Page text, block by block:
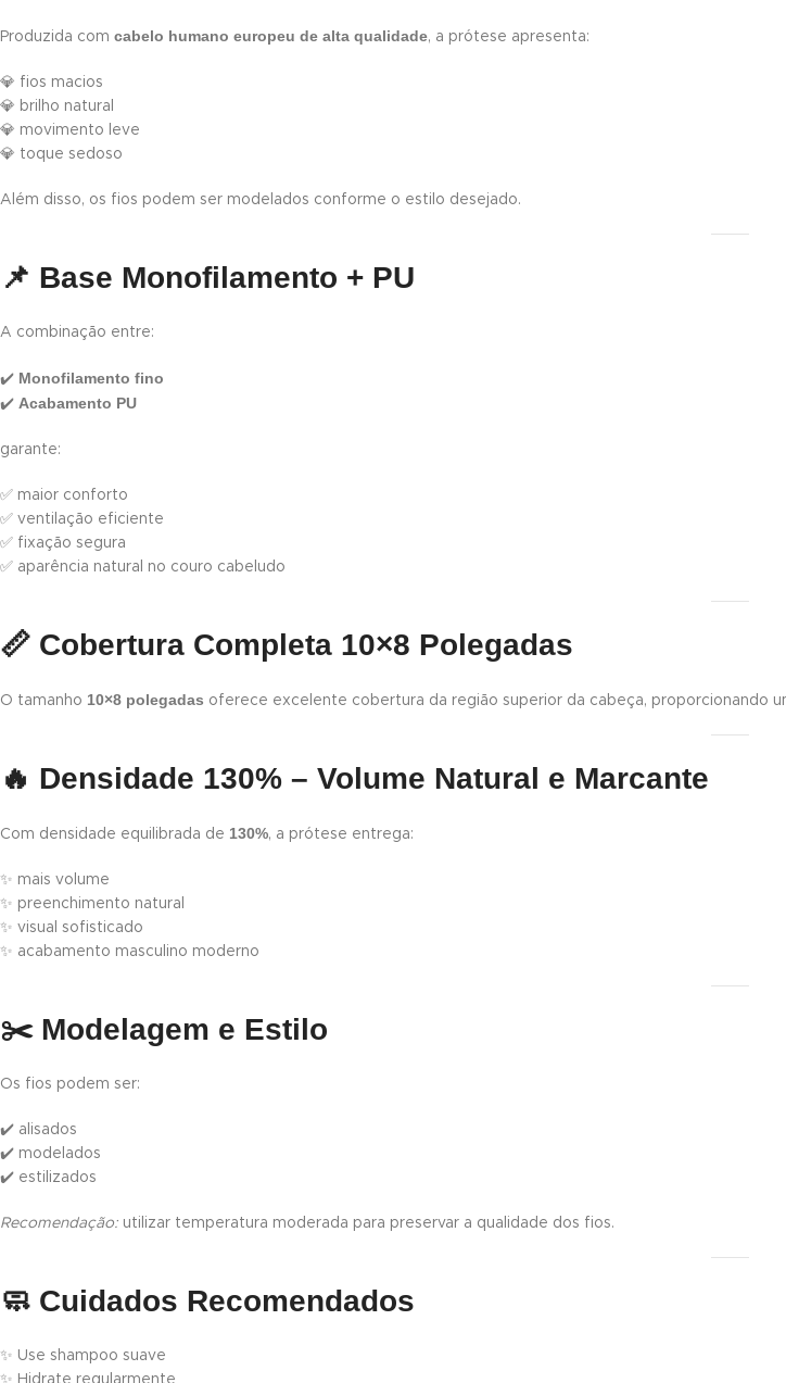
Produzida com cabelo humano europeu de alta qualidade, a prótese apresenta:
💎 fios macios
💎 brilho natural
💎 movimento leve
💎 toque sedoso
Além disso, os fios podem ser modelados conforme o estilo desejado.
📌 Base Monofilamento + PU
A combinação entre:
✔️ Monofilamento fino
✔️ Acabamento PU
garante:
✅ maior conforto
✅ ventilação eficiente
✅ fixação segura
✅ aparência natural no couro cabeludo
📏 Cobertura Completa 10×8 Polegadas
O tamanho 10×8 polegadas oferece excelente cobertura da região superior da cabeça, proporcionando
🔥 Densidade 130% – Volume Natural e Marcante
Com densidade equilibrada de 130%, a prótese entrega:
✨ mais volume
✨ preenchimento natural
✨ visual sofisticado
✨ acabamento masculino moderno
✂️ Modelagem e Estilo
Os fios podem ser:
✔️ alisados
✔️ modelados
✔️ estilizados
Recomendação: utilizar temperatura moderada para preservar a qualidade dos fios.
🧼 Cuidados Recomendados
✨ Use shampoo suave